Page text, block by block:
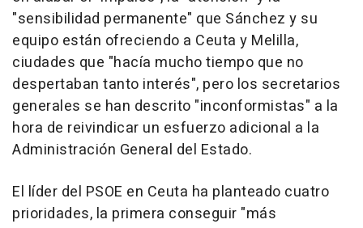
"sensibilidad permanente" que Sánchez y su
equipo están ofreciendo a Ceuta y Melilla,
ciudades que "hacía mucho tiempo que no
despertaban tanto interés", pero los secretarios
generales se han descrito "inconformistas" a la
hora de reivindicar un esfuerzo adicional a la
Administración General del Estado.
El líder del PSOE en Ceuta ha planteado cuatro
prioridades, la primera conseguir "más